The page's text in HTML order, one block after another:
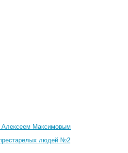
Алексеем Максимовым
людей №2